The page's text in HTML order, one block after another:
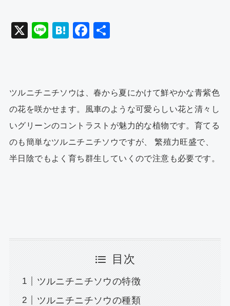
X
Li
H
a
F
b
o
o
k
ツルニチニチソウは、春から夏にかけて鮮やかな青紫色
の花を咲かせます。風車のような可愛らしい花と清々し
いグリーンのコントラストが魅力的な植物です。育てる
のも簡単なツルニチニチソウですが、 繁殖力旺盛で、
半日陰でもよく育ち群生していくので注意も必要です。
目次
ツルニチニチソウの特徴
ツルニチニチソウの種類